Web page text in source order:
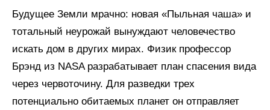
Будущее Земли мрачно: новая «Пыльная чаша» и
тотальный неурожай вынуждают человечество
искать дом в других мирах. Физик профессор
Брэнд из NASA разрабатывает план спасения вида
через червоточину. Для разведки трех
потенциально обитаемых планет он отправляет